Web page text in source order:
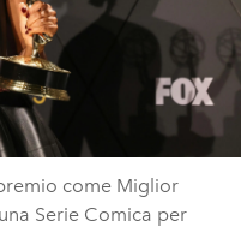
come Miglior
Serie Comica per